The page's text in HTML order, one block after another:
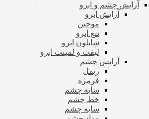
آرایش چشم و ابرو
آرایش ابرو
موچین
تیغ ابرو
شابلون ابرو
لیفت و لمینت ابرو
آرایش چشم
ریمل
فرمژه
سایه چشم
خط چشم
سایه چشم